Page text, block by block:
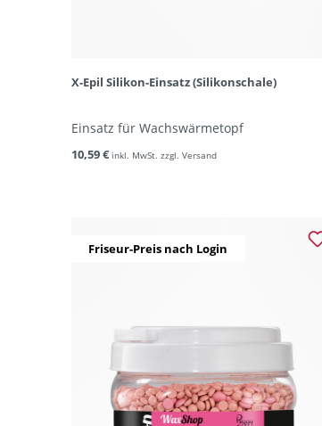
X-Epil Silikon-Einsatz (Silikonschale)
Einsatz für Wachswärmetopf
10,59 € inkl. MwSt. zzgl. Versand
Friseur-Preis nach Login